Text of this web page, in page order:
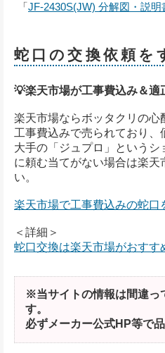
「JF-2430S(JW) 分解図・説明
蛇口の交換依頼を
💡楽天市場が工事費込み＆適
楽天市場ならボッタクリの心
工事費込みで売られており、
大手の「ジュプロ」という
に頼む当てがない場合は楽天
い。
楽天市場で工事費込みの蛇口
＜詳細＞
蛇口交換は楽天市場がおすす
※当サイトの情報は間違っ
す。
必ずメーカー公式HP等で